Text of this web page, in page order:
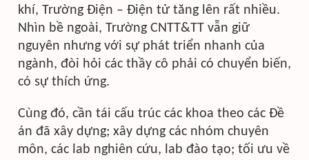
khí, Trường Điện – Điện tử tăng lên rất nhiều.
Nhìn bề ngoài, Trường CNTT&TT vẫn giữ
nguyên nhưng với sự phát triển nhanh của
ngành, đòi hỏi các thầy cô phải có chuyển biến,
có sự thích ứng.
Cùng đó, cần tái cấu trúc các khoa theo các Đề
án đã xây dựng; xây dựng các nhóm chuyên
môn, các lab nghiên cứu, lab đào tạo; tối ưu về